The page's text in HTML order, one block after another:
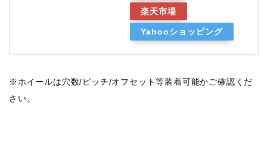
楽天市場
Yahooショッピング
※ホイールは穴数/ピッチ/オフセット等装着可能かご確認くだ
さい。